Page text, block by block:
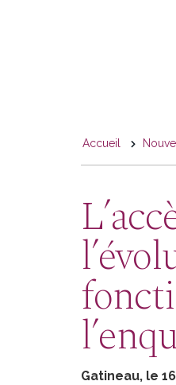
You
are
here
Accueil
Gatineau, le